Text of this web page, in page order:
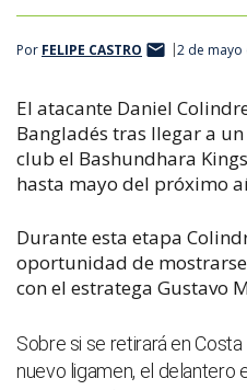
Por FELIPE CASTRO 2 de mayo
El atacante Daniel
Bangladés tras llegar a
club el Bashundhara
hasta mayo del próximo
Durante esta etapa
oportunidad de
con el estratega Gustavo
Sobre si se retirará en
nuevo ligamen, el delantero